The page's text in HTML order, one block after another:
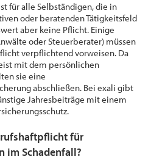
für alle Selbständigen, die in
oder beratenden Tätigkeitsfeld
aber keine Pflicht. Einige
oder Steuerberater) müssen
verpflichtend vorweisen. Da
mit dem persönlichen
sie eine
abschließen. Bei exali gibt
Jahresbeiträge mit einem
für
im Schadenfall?